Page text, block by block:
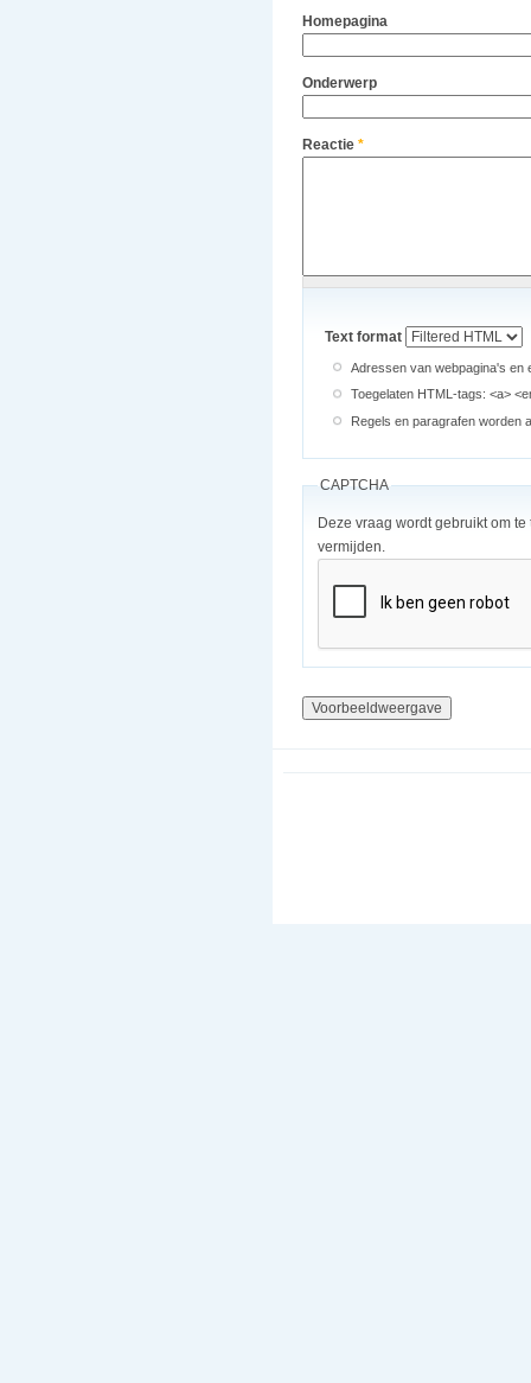
Homepagina
Onderwerp
Reactie *
Text format
Adressen van webpagina's en
Toegelaten HTML-tags: <a>
Regels en paragrafen worden
CAPTCHA
Deze vraag wordt gebruikt om
vermijden.